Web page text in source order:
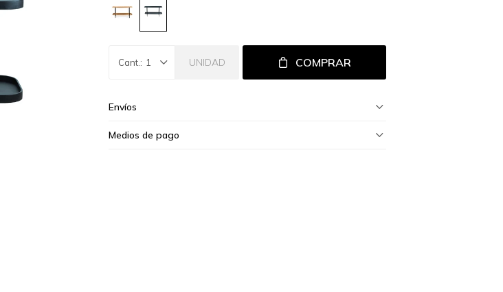
1 UNIDAD COMPRAR
Envíos
Medios de pago